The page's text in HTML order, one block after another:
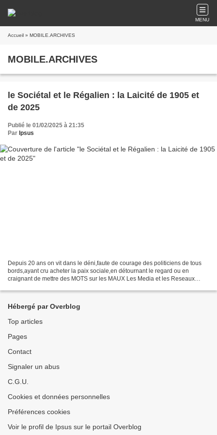
MENU
Accueil » MOBILE.ARCHIVES
MOBILE.ARCHIVES
le Sociétal et le Régalien : la Laicité de 1905 et
de 2025
Publié le 01/02/2025 à 21:35
Par Ipsus
Depuis 20 ans on vit dans le déni,faute de courage des politiciens de tous
bords,ayant cru acheter la paix sociale,en détournant le regard ou en
craignant de mettre des MOTS sur les MAUX Les Media et les Reseaux
Hébergé par Overblog
Top articles
Pages
Contact
Signaler un abus
C.G.U.
Cookies et données personnelles
Préférences cookies
Voir le profil de Ipsus sur le portail Overblog